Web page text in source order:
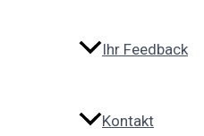
Ihr Feedback
Kontakt